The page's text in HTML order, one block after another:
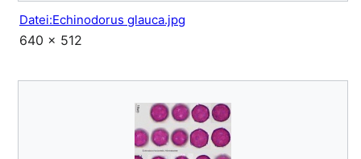
Datei:Echinodorus glauca.jpg
640 × 512